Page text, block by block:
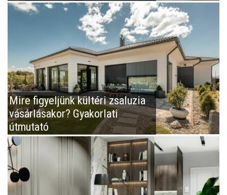
Mire figyeljünk kültéri zsaluzia
vásárlásakor? Gyakorlati
útmutató